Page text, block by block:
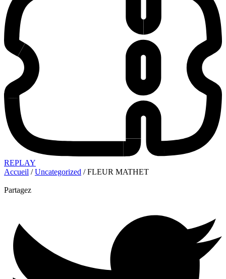
REPLAY
Accueil /Uncategorized / FLEUR MATHET
Partagez